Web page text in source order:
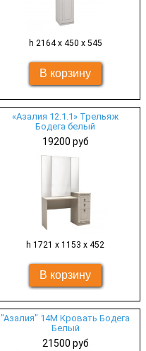
h 2164 х 450 х 545
«Азалия 12.1.1» Трельяж
Бодега белый
19200 руб
h 1721 х 1153 х 452
"Азалия" 14М Кровать Бодега
Белый
21500 руб